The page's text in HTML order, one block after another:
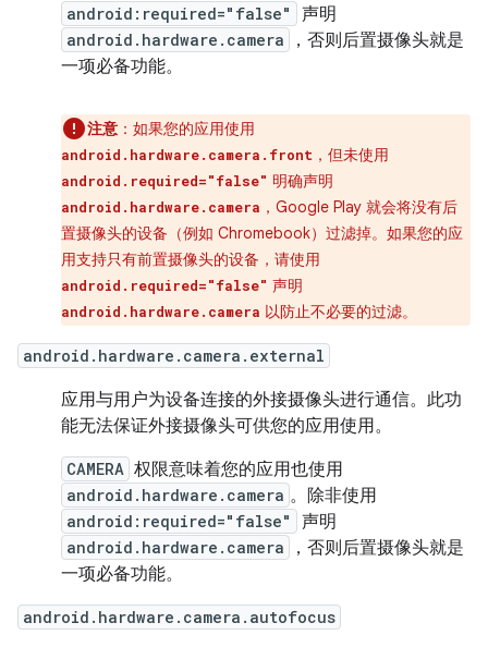
android:required="false" 声明
android.hardware.camera
，否则后置摄像头就是
一项必备功能。
注意 ：如果您的应用使用
android.hardware.camera.front ，但未使用
android.required="false" 明确声明
android.hardware.camera ，Google Play 就会将没有后
置摄像头的设备（例如 Chromebook）过滤掉。如果您的应
用支持只有前置摄像头的设备，请使用
android.required="false" 声明
android.hardware.camera 以防止不必要的过滤。
android.hardware.camera.external
应用与用户为设备连接的外接摄像头进行通信。此功
能无法保证外接摄像头可供您的应用使用。
CAMERA 权限意味着您的应用也使用
android.hardware.camera 。除非使用
android:required="false" 声明
android.hardware.camera
，否则后置摄像头就是
一项必备功能。
android.hardware.camera.autofocus